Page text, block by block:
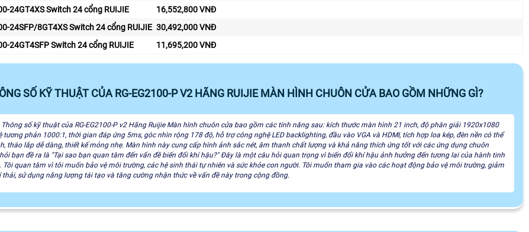
24GT4XS Switch 24 cổng RUIJIE
16,552,800 VNĐ
24SFP/8GT4XS Switch 24 cổng RUIJIE 30,492,000 VNĐ
24GT4SFP Switch 24 cổng RUIJIE
11,695,200 VNĐ
SỐ KỸ THUẬT CỦA RG-EG2100-P V2 HÃNG RUIJIE MÀN HÌNH CHUÔN CỬA BAO GỒM NHỮNG GÌ?
Thông số kỹ thuật của RG-EG2100-P v2 Hãng Ruijie Màn hình chuôn cửa bao gồm các tính năng sau: kích thước màn hình 21 inch, độ phân giải 1920x1080
tương phản 1000:1, thời gian đáp ứng 5ms, góc nhìn rộng 178 độ, hỗ trợ công nghệ LED backlighting, đầu vào VGA và HDMI, tích hợp loa kép, đèn nền có thể
tháo lắp dễ dàng, thiết kế mỏng nhẹ. Màn hình này cung cấp hình ảnh sắc nét, âm thanh chất lượng và khả năng thích ứng tốt với các ứng dụng chuôn
bạn đề ra là "Tại sao bạn quan tâm đến vấn đề biến đổi khí hậu?" Đây là một câu hỏi quan trọng vì biến đổi khí hậu ảnh hưởng đến tương lai của hành tinh
Tôi quan tâm vì tôi muốn bảo vệ môi trường, các hệ sinh thái tự nhiên và sức khỏe con người. Tôi muốn tham gia vào các hoạt động bảo vệ môi trường, giảm
thải, sử dụng năng lượng tái tạo và tăng cường nhận thức về vấn đề này trong cộng đồng.